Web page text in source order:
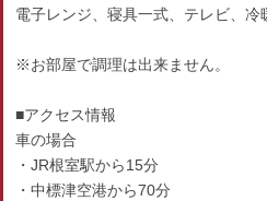
電子レンジ、寝具一式、テレビ、冷
※お部屋で調理は出来ません。
■アクセス情報
車の場合
・JR根室駅から15分
・中標津空港から70分